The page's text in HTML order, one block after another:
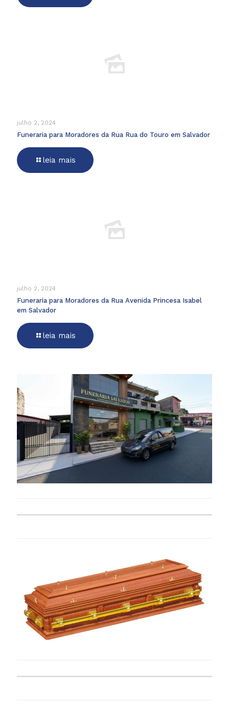
julho 2, 2024
Funeraria para Moradores da Rua Rua do Touro em Salvador
leia mais
julho 2, 2024
Funeraria para Moradores da Rua Avenida Princesa Isabel
em Salvador
leia mais